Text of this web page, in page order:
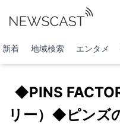
新着 地域検索 エンタメ
◆PINS
リー）◆ピンズ